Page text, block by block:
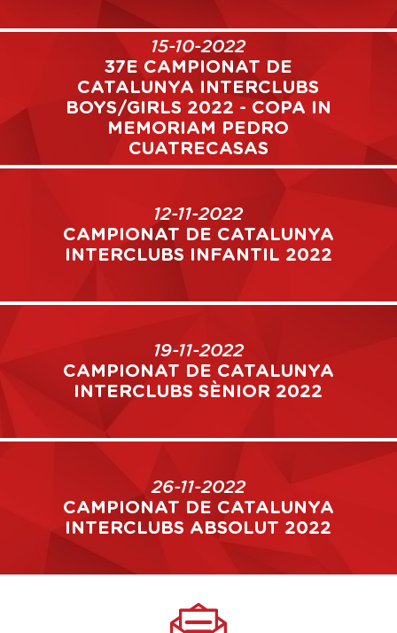
15-10-2022
37E CAMPIONAT DE
CATALUNYA INTERCLUBS
BOYS/GIRLS 2022 - COPA IN
MEMORIAM PEDRO
CUATRECASAS
12-11-2022
CAMPIONAT DE CATALUNYA
INTERCLUBS INFANTIL 2022
19-11-2022
CAMPIONAT DE CATALUNYA
INTERCLUBS SÈNIOR 2022
26-11-2022
CAMPIONAT DE CATALUNYA
INTERCLUBS ABSOLUT 2022